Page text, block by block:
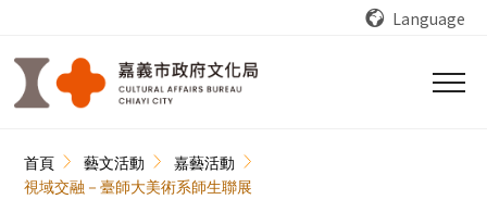
Language
首頁 藝文活動
嘉藝活動
視域交融－臺師大美術系師生聯展